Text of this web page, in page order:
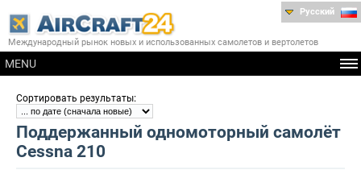
Международный рынок новых и использованных самолетов и вертолетов
MENU
Русский
Сортировать результаты:
Поддержанный одномоторный самолёт
Cessna 210